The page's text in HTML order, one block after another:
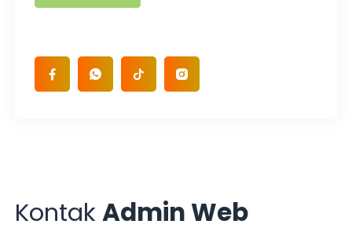
KontakAdmin Web